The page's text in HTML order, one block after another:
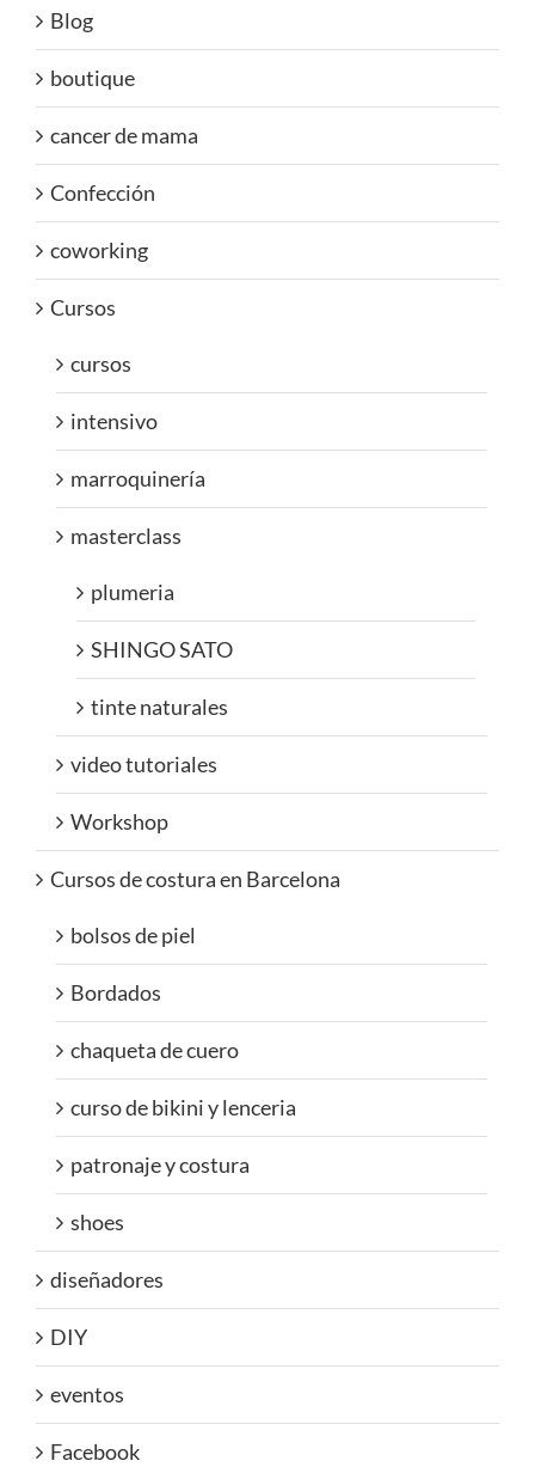
Blog
boutique
cancer de mama
Confección
coworking
Cursos
cursos
intensivo
marroquinería
masterclass
plumeria
SHINGO SATO
tinte naturales
video tutoriales
Workshop
Cursos de costura en Barcelona
bolsos de piel
Bordados
chaqueta de cuero
curso de bikini y lenceria
patronaje y costura
shoes
diseñadores
DIY
eventos
Facebook